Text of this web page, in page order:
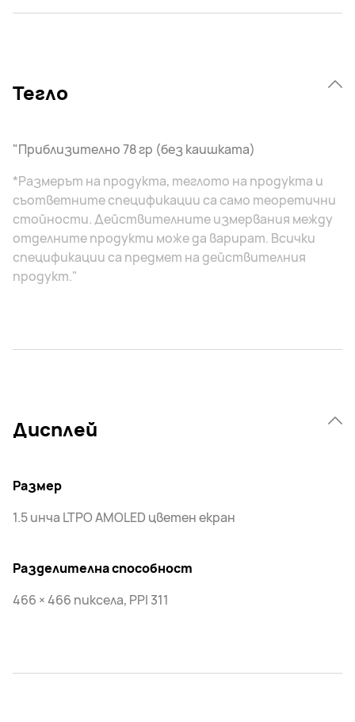
Тегло
"Приблизително 78 гр (без каишката)
*Размерът на продукта, теглото на продукта и
съответните спецификации са само теоретични
стойности. Действителните измервания между
отделните продукти може да варират. Всички
спецификации са предмет на действителния
продукт."
Дисплей
Размер
1.5 инча LTPO AMOLED цветен екран
Разделителна способност
466 × 466 пиксела, PPI 311